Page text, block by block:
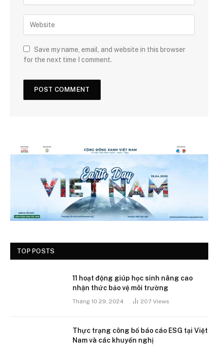
Save my name, email, and website in this browser
for the next time I comment.
TOP POSTS
11 hoạt động giúp học sinh nâng cao
nhận thức bảo vệ môi trường
Tháng 10 29, 2024 207 Views
Thực trạng công bố báo cáo ESG tại Việt
Nam và các khuyến nghị